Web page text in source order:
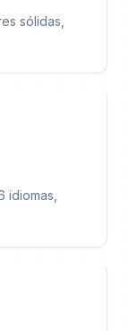
sólidas,
idiomas,